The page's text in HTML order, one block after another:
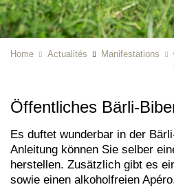
Home Actualités Manifestations
Öffentliches Bärli-
Es duftet wunderbar in der
Anleitung können Sie selber
herstellen. Zusätzlich gibt es
sowie einen alkoholfreien